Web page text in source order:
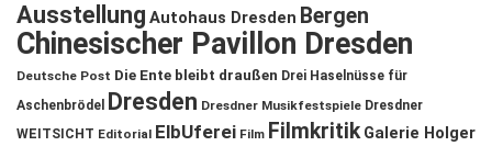
Ausstellung Autohaus Dresden Bergen
Chinesischer Pavillon Dresden
Deutsche Post Die Ente bleibt draußen Drei Haselnüsse für
Aschenbrödel
Dresden Dresdner Musikfestspiele Dresdner
WEITSICHT Editorial ElbUferei Film Filmkritik Galerie Holger